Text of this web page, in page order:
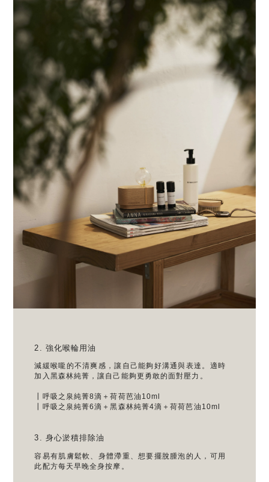
2. 強化喉輪用油
減緩喉嚨的不清爽感，讓自己能夠好溝通與表達。適時
加入黑森林純菁，讓自己能夠更勇敢的面對壓力。
┃呼吸之泉純菁8滴＋荷荷芭油10ml
┃呼吸之泉純菁6滴＋黑森林純菁4滴＋荷荷芭油10ml
3. 身心淤積排除油
容易有肌膚鬆軟、身體滯重、想要擺脫腫泡的人，可用
此配方每天早晚全身按摩。